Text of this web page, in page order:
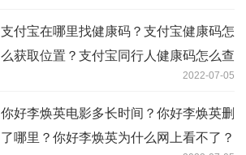
支付宝在哪里找健康码？支付宝健康码怎
么获取位置？支付宝同行人健康码怎么查
2022-07-05
你好李焕英电影多长时间？你好李焕英删
了哪里？你好李焕英为什么网上看不了？